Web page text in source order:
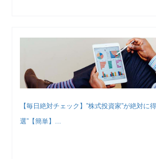
【毎日絶対チェック】”株式投資家”が絶対に
選”【簡単】...